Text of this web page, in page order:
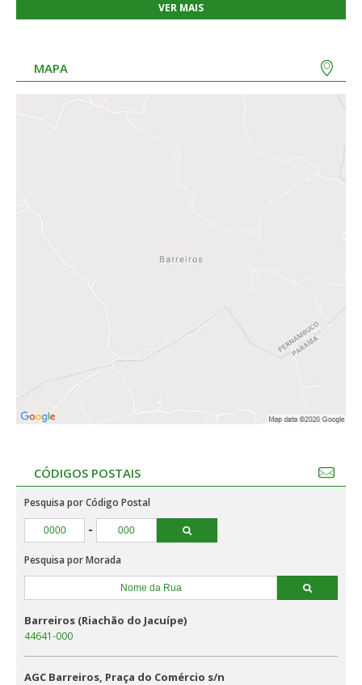
VER MAIS
MAPA
CÓDIGOS POSTAIS
Pesquisa por Código Postal
-
Pesquisa por Morada
Barreiros (Riachão do Jacuípe)
44641-000
AGC Barreiros, Praça do Comércio s/n